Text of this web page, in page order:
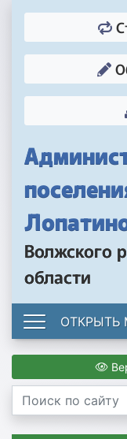
Волжского
области